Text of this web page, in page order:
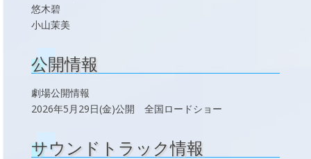
悠木碧
小山茉美
公開情報
劇場公開情報
2026年5月29日(金)公開 全国ロードショー
サウンドトラック情報